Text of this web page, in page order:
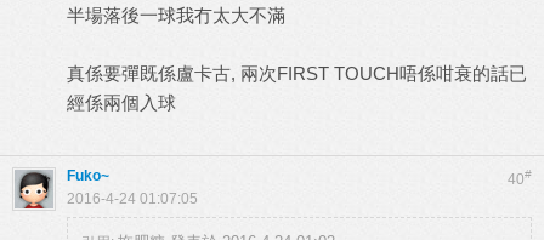
半場落後一球我冇太大不滿
真係要彈既係盧卡古, 兩次FIRST TOUCH唔係咁衰的話已
經係兩個入球
40#
Fuko~
2016-4-24 01:07:05